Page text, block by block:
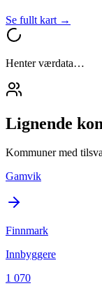
Se fullt kart →
Henter værdata…
Lignende
Kommuner med
Gamvik
Finnmark
Innbyggere
1 070